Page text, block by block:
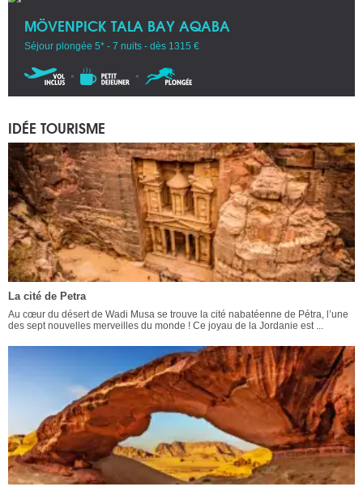
MÖVENPICK TALA BAY AQABA
Séjour plongée 5* - 7 nuits - dès 1315 €
IDÉE TOURISME
La cité de Petra
Au cœur du désert de Wadi Musa se trouve la cité nabatéenne de Pétra, l’une
des sept nouvelles merveilles du monde ! Ce joyau de la Jordanie est ...